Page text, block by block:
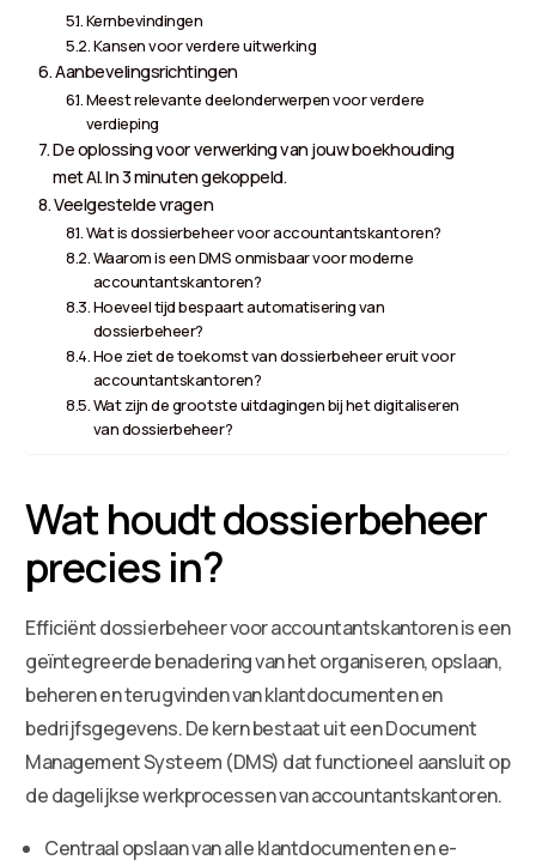
Kernbevindingen
Kansen voor verdere uitwerking
Aanbevelingsrichtingen
Meest relevante deelonderwerpen voor verdere
verdieping
De oplossing voor verwerking van jouw boekhouding
met AI. In 3 minuten gekoppeld.
Veelgestelde vragen
Wat is dossierbeheer voor accountantskantoren?
Waarom is een DMS onmisbaar voor moderne
accountantskantoren?
Hoeveel tijd bespaart automatisering van
dossierbeheer?
Hoe ziet de toekomst van dossierbeheer eruit voor
accountantskantoren?
Wat zijn de grootste uitdagingen bij het digitaliseren
van dossierbeheer?
Wat houdt dossierbeheer
precies in?
Efficiënt dossierbeheer voor accountantskantoren is een
geïntegreerde benadering van het organiseren, opslaan,
beheren en terugvinden van klantdocumenten en
bedrijfsgegevens. De kern bestaat uit een Document
Management Systeem (DMS) dat functioneel aansluit op
de dagelijkse werkprocessen van accountantskantoren.
Centraal opslaan van alle klantdocumenten en e-